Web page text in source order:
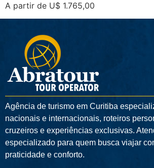
A partir de U$ 1.765,00
Agência de turismo em Curitiba
nacionais e internacionais, roteiros
cruzeiros e experiências exclusivas.
especializado para quem busca viajar
praticidade e conforto.